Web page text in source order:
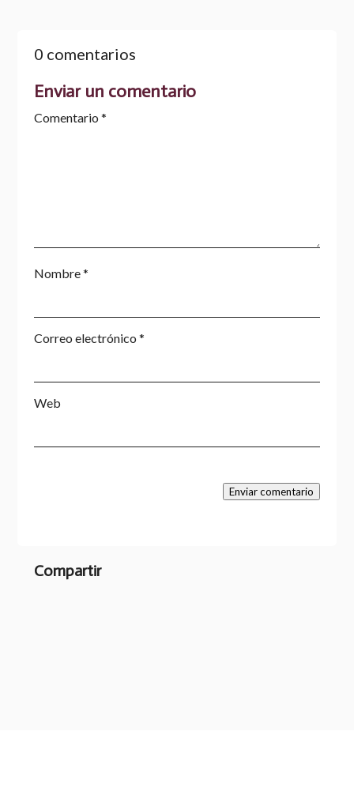
0 comentarios
Enviar un comentario
Comentario *
Nombre*
Correo electrónico *
Web
Enviar comentario
Compartir